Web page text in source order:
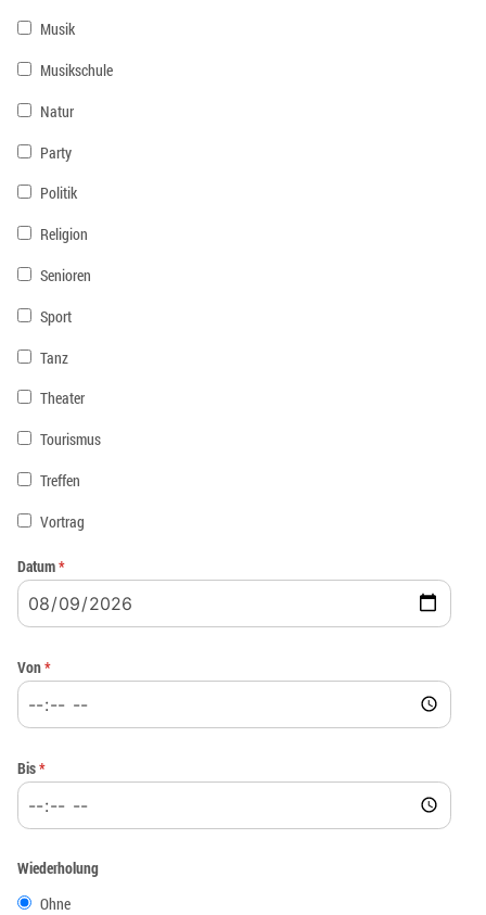
Musik
Musikschule
Natur
Party
Politik
Religion
Senioren
Sport
Tanz
Theater
Tourismus
Treffen
Vortrag
Datum*
Von*
Bis*
Wiederholung
Ohne